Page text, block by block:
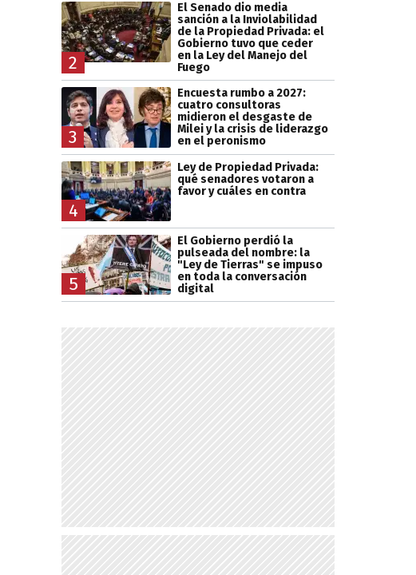
2
El Senado dio media
sanción a la Inviolabilidad
de la Propiedad Privada: el
Gobierno tuvo que ceder
en la Ley del Manejo del
Fuego
3
Encuesta rumbo a 2027:
cuatro consultoras
midieron el desgaste de
Milei y la crisis de liderazgo
en el peronismo
4
Ley de Propiedad Privada:
qué senadores votaron a
favor y cuáles en contra
5
El Gobierno perdió la
pulseada del nombre: la
"Ley de Tierras" se impuso
en toda la conversación
digital